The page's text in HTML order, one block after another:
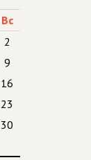
Вс
2
9
16
23
30